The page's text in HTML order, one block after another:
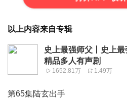
以上内容来自专辑
史上最强师父丨史上最
精品多人有声剧
1652.81万 1.49万
第65集陆玄出手